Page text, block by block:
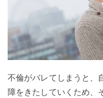
不倫がバレてしまうと、
障をきたしていくため、